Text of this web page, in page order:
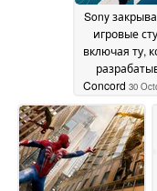
Sony
игровые
включая ту,
Concord 30